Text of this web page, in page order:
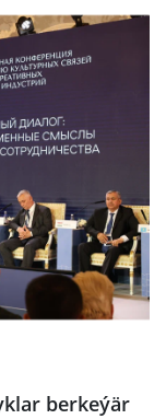
berkeýär